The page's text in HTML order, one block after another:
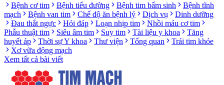
Bệnh cơ tim
Bệnh tiểu đường Bệnh tim bẩm sinh
Bệnh tĩnh
mạch
Bệnh van tim Chế độ ăn bệnh lý Dịch vụ
Dinh dưỡng
Đau thắt ngực
Hỏi đáp Loạn nhịp tim
Nhồi máu cơ tim
Phẫu thuật tim
Siêu âm tim Suy tim Tài liệu y khoa
Tăng
huyết áp
Thời sự Y khoa Thư viện Tổng quan
Trái tim khỏe
Xơ vữa động mạch
Xem tất cả bài viết